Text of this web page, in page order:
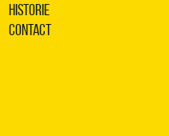
Historie
Contact